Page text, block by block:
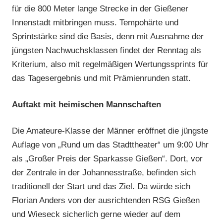
für die 800 Meter lange Strecke in der Gießener
Innenstadt mitbringen muss. Tempohärte und
Sprintstärke sind die Basis, denn mit Ausnahme der
jüngsten Nachwuchsklassen findet der Renntag als
Kriterium, also mit regelmäßigen Wertungssprints für
das Tagesergebnis und mit Prämienrunden statt.
Auftakt mit heimischen Mannschaften
Die Amateure-Klasse der Männer eröffnet die jüngste
Auflage von „Rund um das Stadttheater“ um 9:00 Uhr
als „Großer Preis der Sparkasse Gießen“. Dort, vor
der Zentrale in der Johannesstraße, befinden sich
traditionell der Start und das Ziel. Da würde sich
Florian Anders von der ausrichtenden RSG Gießen
und Wieseck sicherlich gerne wieder auf dem